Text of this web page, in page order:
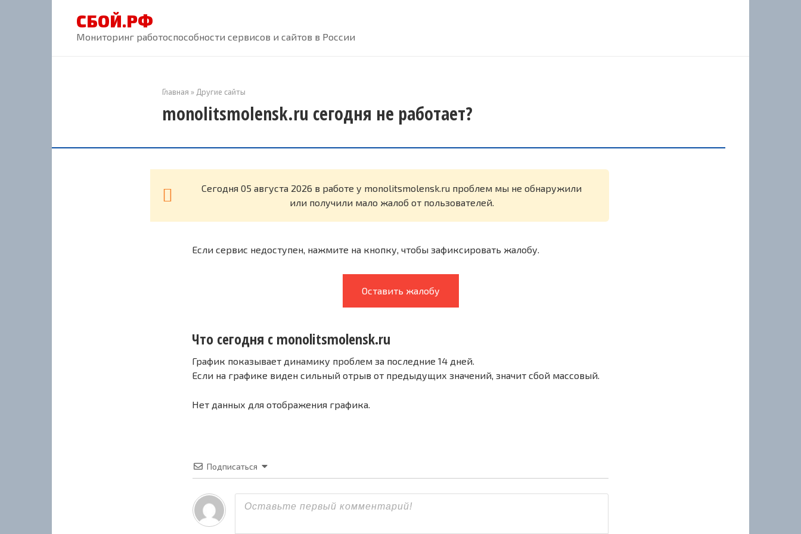
СБОЙ.РФ
Мониторинг работоспособности сервисов и сайтов в России
Главная » Другие сайты
monolitsmolensk.ru сегодня не работает?
Cегодня 05 августа 2026 в работе у monolitsmolensk.ru проблем мы не обнаружили
или получили мало жалоб от пользователей.
Если сервис недоступен, нажмите на кнопку, чтобы зафиксировать жалобу.
Оставить жалобу
Что сегодня с monolitsmolensk.ru
График показывает динамику проблем за последние 14 дней.
Если на графике виден сильный отрыв от предыдущих значений, значит сбой массовый.
Нет данных для отображения графика.
Подписаться